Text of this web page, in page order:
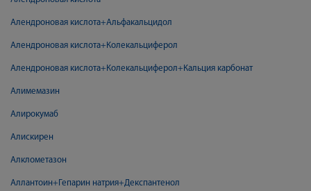
Алендроновая кислота+Альфакальцидол
Алендроновая кислота+Колекальциферол
Алендроновая кислота+Колекальциферол+Кальция карбонат
Алимемазин
Алирокумаб
Алискирен
Алклометазон
Аллантоин+Гепарин натрия+Декспантенол